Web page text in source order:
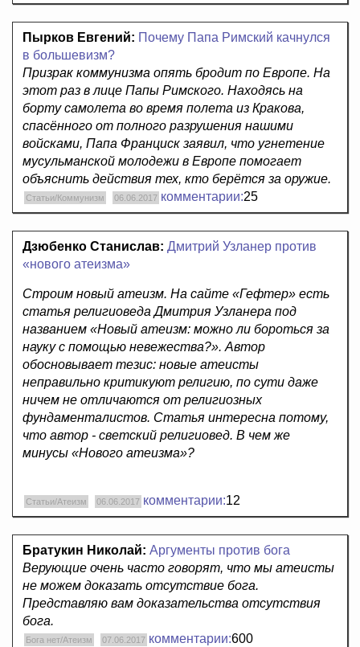
Пырков Евгений: Почему Папа Римский качнулся
в большевизм?
Призрак коммунизма опять бродит по Европе. На
этот раз в лице Папы Римского. Находясь на
борту самолета во время полета из Кракова,
спасённого от полного разрушения нашими
войсками, Папа Франциск заявил, что угнетение
мусульманской молодежи в Европе помогает
объяснить действия тех, кто берётся за оружие.
Статьи/Коммунизм 06.06.2017 комментарии:25
Дзюбенко Станислав: Дмитрий Узланер против
«нового атеизма»
Строим новый атеизм. На сайте «Гефтер» есть
статья религиоведа Дмитрия Узланера под
названием «Новый атеизм: можно ли бороться за
науку с помощью невежества?». Автор
обосновывает тезис: новые атеисты
неправильно критикуют религию, по сути даже
ничем не отличаются от религиозных
фундаменталистов. Статья интересна потому,
что автор - светский религиовед. В чем же
минусы «Нового атеизма»?
Статьи/Атеизм 06.06.2017 комментарии:12
Братукин Николай: Аргументы против бога
Верующие очень часто говорят, что мы атеисты
не можем доказать отсутствие бога.
Представляю вам доказательства отсутствия
бога.
Бога нет/Атеизм 07.06.2017 комментарии:600